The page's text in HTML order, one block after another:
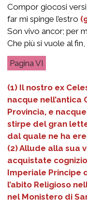
Compor giocosi versi
far mi spinge l’estro
Son vivo ancor; per
Che più si vuole al
VI
(1) Il nostro ex
nacque nell’antica
Provincia, e
stirpe del gran
dal quale ne ha
(2) Allude alla sua
acquistate
Imperiale Principe
l’abito Religioso
nel Monistero di